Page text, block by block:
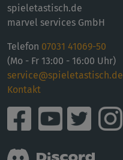
spieletastisch.de
marvel services GmbH
Telefon 07031 41069-50
(Mo - Fr 13:00 - 16:00 Uhr)
service@spieletastisch.de
Kontakt